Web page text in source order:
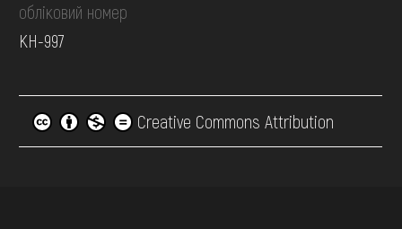
обліковий номер
КН-997
Creative Commons Attribution